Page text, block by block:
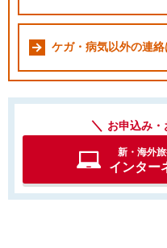
ケガ・病気以外の連絡
お申込み
新・海外
インター